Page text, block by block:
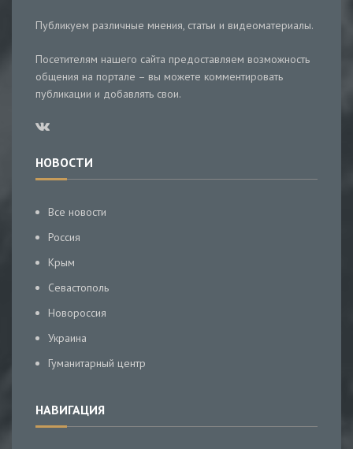
Публикуем различные мнения, статьи и видеоматериалы.
Посетителям нашего сайта предоставляем возможность
общения на портале – вы можете комментировать
публикации и добавлять свои.
НОВОСТИ
Все новости
Россия
Крым
Севастополь
Новороссия
Украина
Гуманитарный центр
НАВИГАЦИЯ